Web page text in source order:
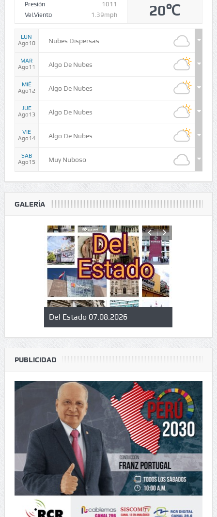
Presión
1011
Vel.Viento
1.39mph 20℃
LUN
Ago10
Nubes Dispersas
MAR
Ago11
Algo De Nubes
MIÉ
Ago12
Algo De Nubes
JUE
Ago13
Algo De Nubes
VIE
Ago14
Algo De Nubes
SAB
Ago15
Muy Nuboso
GALERÍA
Del Estado 07.08.2026
Informan
cultural de
PUBLICIDAD